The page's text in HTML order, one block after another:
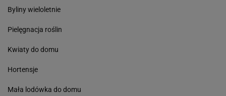
Byliny wieloletnie
Pielęgnacja roślin
Kwiaty do domu
Hortensje
Mała lodówka do domu